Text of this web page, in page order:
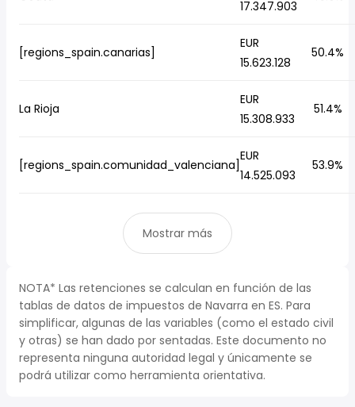
17.347.903
[regions_spain.canarias]
EUR
15.623.128
50.4%
La Rioja
EUR
15.308.933
51.4%
[regions_spain.comunidad_valenciana]
EUR
14.525.093
53.9%
Mostrar más
NOTA* Las retenciones se calculan en función de las
tablas de datos de impuestos de Navarra en ES. Para
simplificar, algunas de las variables (como el estado civil
y otras) se han dado por sentadas. Este documento no
representa ninguna autoridad legal y únicamente se
podrá utilizar como herramienta orientativa.